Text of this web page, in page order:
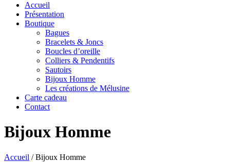
Accueil
Présentation
Boutique
Bagues
Bracelets & Joncs
Boucles d’oreille
Colliers & Pendentifs
Sautoirs
Bijoux Homme
Les créations de Mélusine
Carte cadeau
Contact
Bijoux Homme
Accueil / Bijoux Homme